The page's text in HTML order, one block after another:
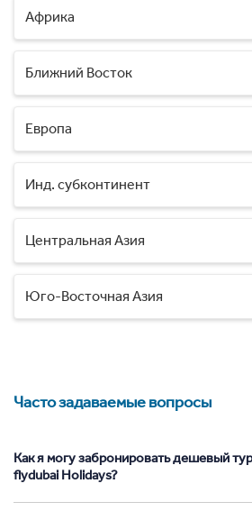
Африка
Ближний Восток
Европа
Инд. субконтинент
Центральная Азия
Юго-Восточная Азия
Часто задаваемые вопросы
Как я могу забронировать дешевый
flydubai Holidays?